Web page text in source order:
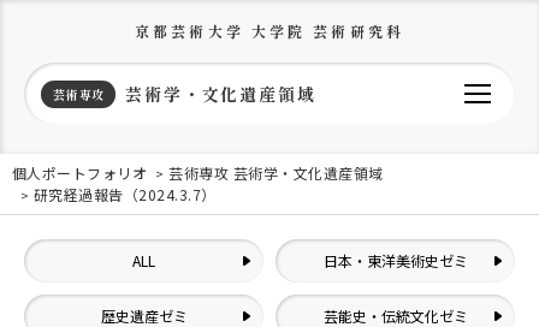
京都芸術大学 大学院 芸術研究科
芸術専攻 芸術学・文化遺産領域
個人ポートフォリオ
芸術専攻 芸術学・文化遺産領域
研究経過報告（2024.3.7）
ALL 日本・東洋美術史ゼミ
歴史遺産ゼミ 芸能史・伝統文化ゼミ